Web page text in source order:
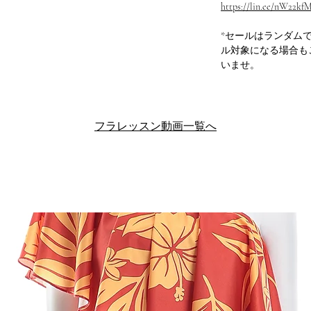
https://lin.ee/
*セールはランダム
ル対象になる場合
いませ。
フラレッスン動画一覧へ